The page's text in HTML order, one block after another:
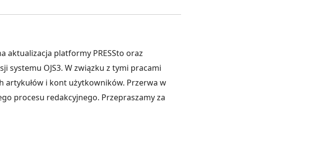
aktualizacja platformy PRESSto oraz
OJS3. W związku z tymi pracami
i kont użytkowników. Przerwa w
procesu redakcyjnego. Przepraszamy za